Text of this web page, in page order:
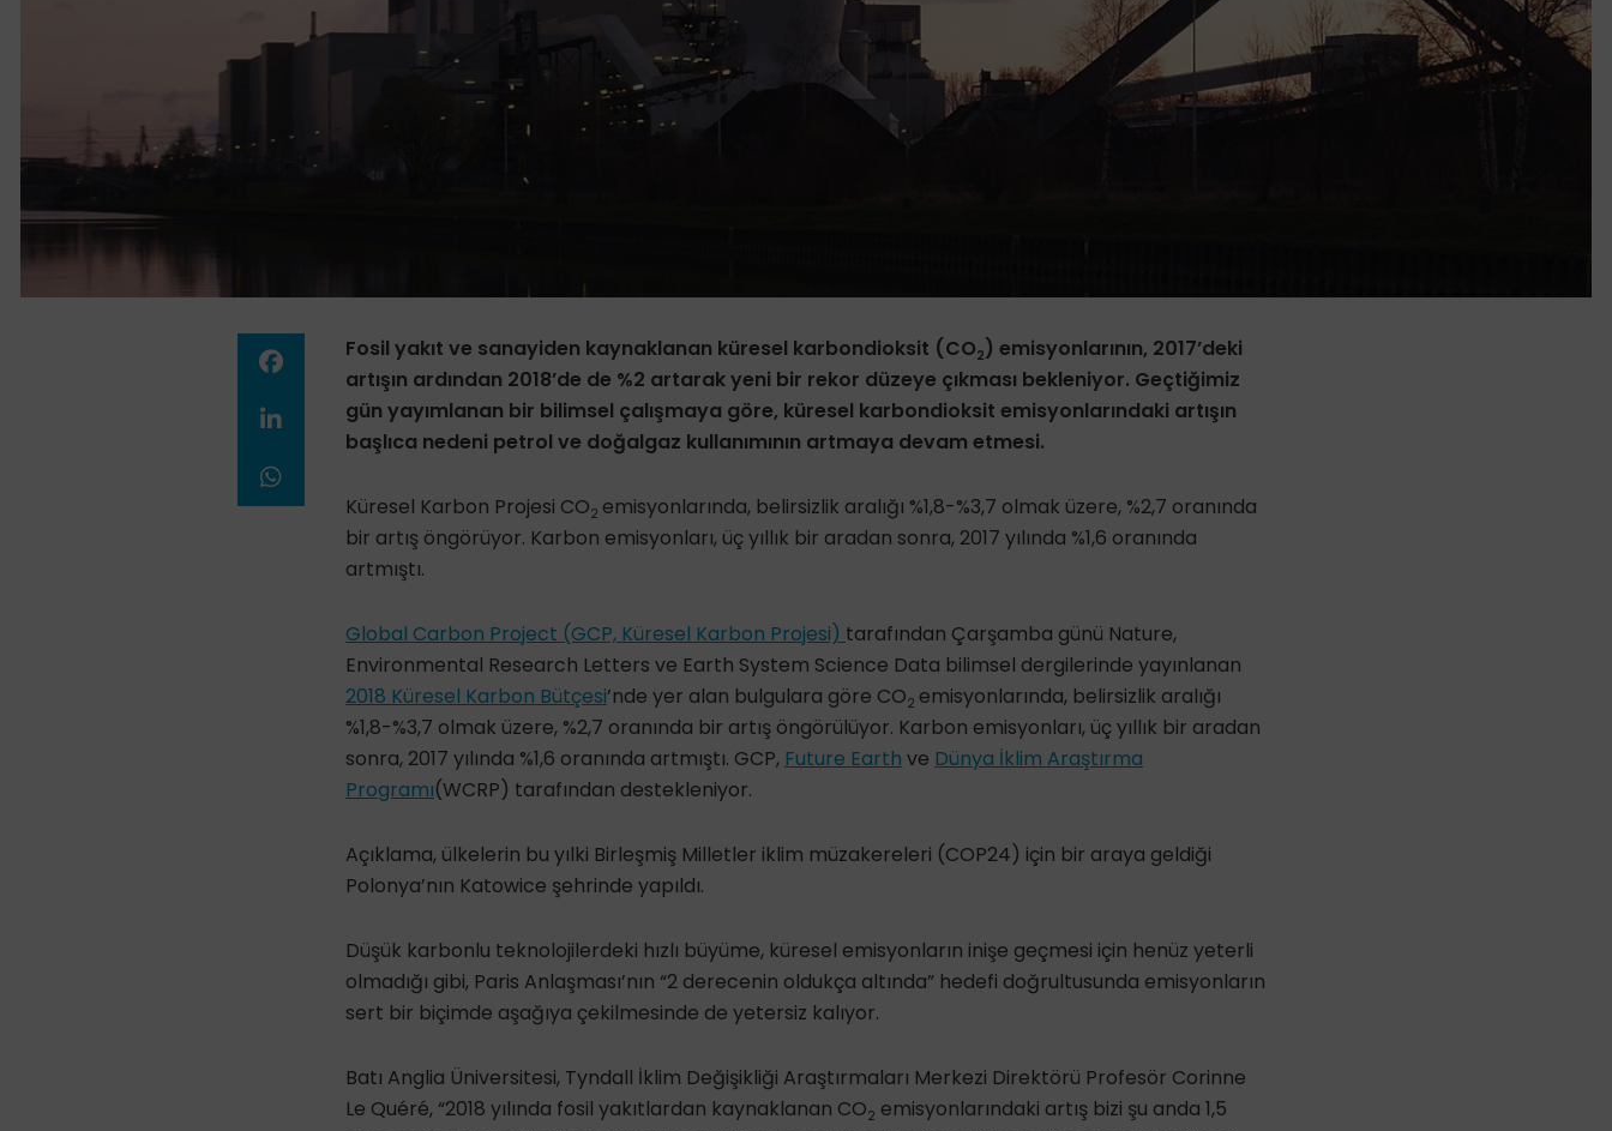
Fosil yakıt ve sanayiden kaynaklanan küresel karbondioksit (CO2) emisyonlarının, 2017’deki
artışın ardından 2018’de de %2 artarak yeni bir rekor düzeye çıkması bekleniyor. Geçtiğimiz
gün yayımlanan bir bilimsel çalışmaya göre, küresel karbondioksit emisyonlarındaki artışın
başlıca nedeni petrol ve doğalgaz kullanımının artmaya devam etmesi.
Küresel Karbon Projesi CO2 emisyonlarında, belirsizlik aralığı %1,8-%3,7 olmak üzere, %2,7 oranında
bir artış öngörüyor. Karbon emisyonları, üç yıllık bir aradan sonra, 2017 yılında %1,6 oranında
artmıştı.
Global Carbon Project (GCP, Küresel Karbon Projesi) tarafından Çarşamba günü Nature,
Environmental Research Letters ve Earth System Science Data bilimsel dergilerinde yayınlanan
2018 Küresel Karbon Bütçesi’nde yer alan bulgulara göre CO2 emisyonlarında, belirsizlik aralığı
%1,8-%3,7 olmak üzere, %2,7 oranında bir artış öngörülüyor. Karbon emisyonları, üç yıllık bir aradan
sonra, 2017 yılında %1,6 oranında artmıştı. GCP, Future Earth ve Dünya İklim Araştırma
Programı(WCRP) tarafından destekleniyor.
Açıklama, ülkelerin bu yılki Birleşmiş Milletler iklim müzakereleri (COP24) için bir araya geldiği
Polonya’nın Katowice şehrinde yapıldı.
Düşük karbonlu teknolojilerdeki hızlı büyüme, küresel emisyonların inişe geçmesi için henüz yeterli
olmadığı gibi, Paris Anlaşması’nın “2 derecenin oldukça altında” hedefi doğrultusunda emisyonların
sert bir biçimde aşağıya çekilmesinde de yetersiz kalıyor.
Batı Anglia Üniversitesi, Tyndall İklim Değişikliği Araştırmaları Merkezi Direktörü Profesör Corinne
Le Quéré, “2018 yılında fosil yakıtlardan kaynaklanan CO2 emisyonlarındaki artış bizi şu anda 1,5